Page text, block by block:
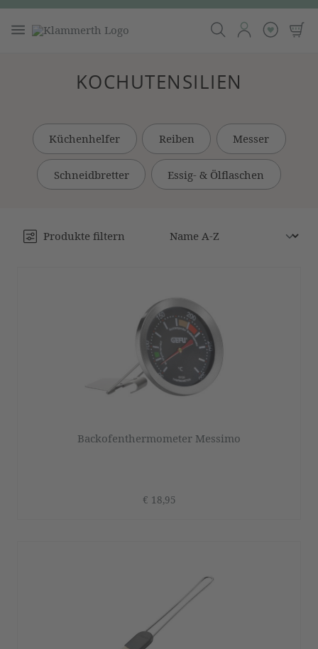
KOCHUTENSILIEN
Küchenhelfer Reiben Messer
Schneidbretter Essig- & Ölflaschen
Produkte filtern
Backofenthermometer Messimo
€ 18,95